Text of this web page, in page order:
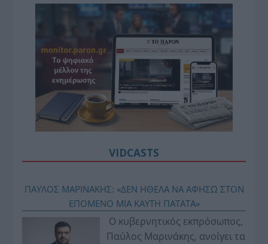
VIDCASTS
ΠΑΥΛΟΣ ΜΑΡΙΝΑΚΗΣ: «ΔΕΝ ΗΘΕΛΑ ΝΑ ΑΦΗΣΩ ΣΤΟΝ
ΕΠΟΜΕΝΟ ΜΙΑ ΚΑΥΤΗ ΠΑΤΑΤΑ»
Ο κυβερνητικός εκπρόσωπος,
Παύλος Μαρινάκης, ανοίγει τα